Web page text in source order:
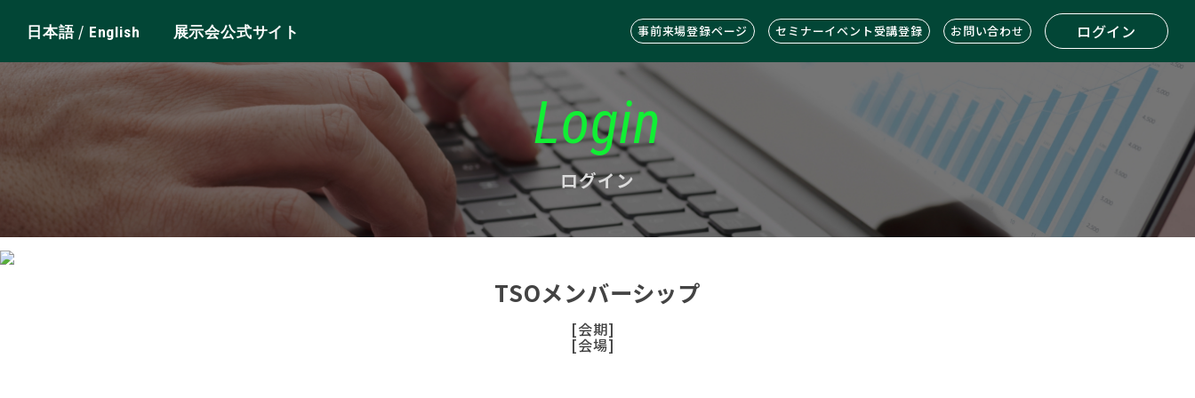
日本語/ English 展示会公式サイト 事前来場登録ページ セミナーイベント受講登録 お問い合わせ ログイン
Login
ログイン
TSOメンバーシップ
[会期]
[会場]